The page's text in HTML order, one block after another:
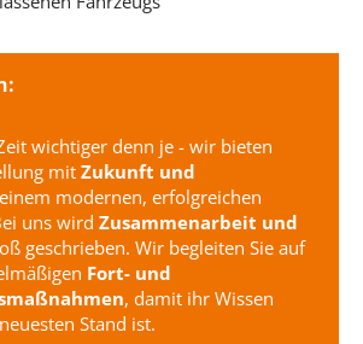
wichtiger denn je - wir bieten
mit Zukunft und
modernen, erfolgreichen
uns wird Zusammenarbeit und
geschrieben. Wir begleiten Sie auf
Fort- und
, damit ihr Wissen
Stand ist.